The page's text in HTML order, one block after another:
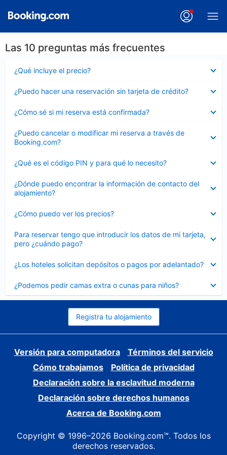
Las 10 preguntas más frecuentes
¿Qué incluye el precio?
cerrado
¿Puedo hacer una reservación sin tarjeta de crédito?
cerrado
¿Cómo sé si mi reserva está confirmada?
cerrado
¿Puedo cancelar o modificar mi reserva a través de
Booking.com?
cerrado
¿Qué es el código PIN y para qué lo necesito?
cerrado
¿Dónde puedo encontrar la información de contacto del
alojamiento?
cerrado
¿Cómo puedo ver los precios?
cerrado
Para reservar tengo que introducir los datos de mi tarjeta,
pero ¿cuándo pago?
cerrado
¿Los hoteles solicitan depósitos o pagos por adelantado?
cerrado
¿Podemos pedir camas extra o cunas para niños?
cerrado
Registra tu alojamiento
Versión para computadora
Términos del servicio
Cómo trabajamos
Política de privacidad
Declaración sobre la esclavitud moderna
Declaración sobre derechos humanos
Acerca de Booking.com
Copyright © 1996–2026 Booking.com™. Todos los
derechos reservados.